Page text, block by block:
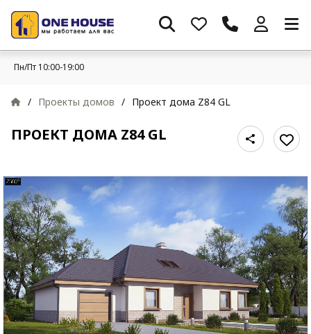
Пн/Пт 10:00-19:00
/ Проекты домов / Проект дома Z84 GL
ПРОЕКТ ДОМА Z84 GL